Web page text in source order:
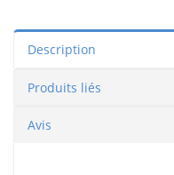
Description
Produits liés
Avis